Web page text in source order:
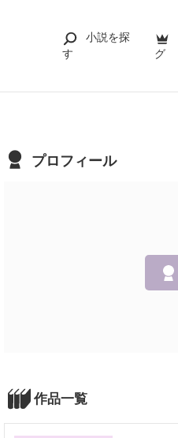
小説を探
す
グ
プロフィール
作品一覧